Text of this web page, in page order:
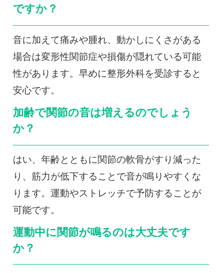
ですか？
音に加えて痛みや腫れ、動かしにくさがある
場合は変形性関節症や損傷が隠れている可能
性があります。早めに整形外科を受診すると
安心です。
加齢で関節の音は増えるのでしょう
か？
はい、年齢とともに関節の軟骨がすり減った
り、筋力が低下することで音が鳴りやすくな
ります。運動やストレッチで予防することが
可能です。
運動中に関節が鳴るのは大丈夫です
か？